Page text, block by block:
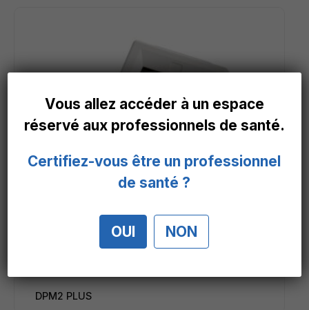
DPM2 PLUS
Vous allez accéder à un espace
réservé aux professionnels de santé.
Certifiez-vous être un professionnel
de santé ?
OUI NON